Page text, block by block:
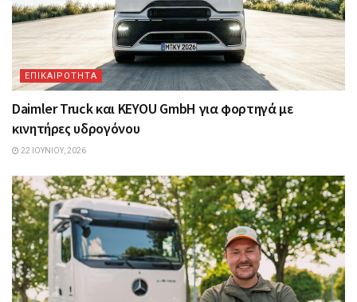
ΕΠΙΚΑΙΡΟΤΗΤΑ
Daimler Truck και KEYOU GmbH για φορτηγά με
κινητήρες υδρογόνου
22 ΙΟΥΝΊΟΥ, 2026